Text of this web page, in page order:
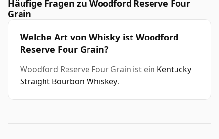
Häufige Fragen zu Woodford Reserve Four
Grain
Welche Art von Whisky ist Woodford
Reserve Four Grain?
Woodford Reserve Four Grain ist ein Kentucky
Straight Bourbon Whiskey.